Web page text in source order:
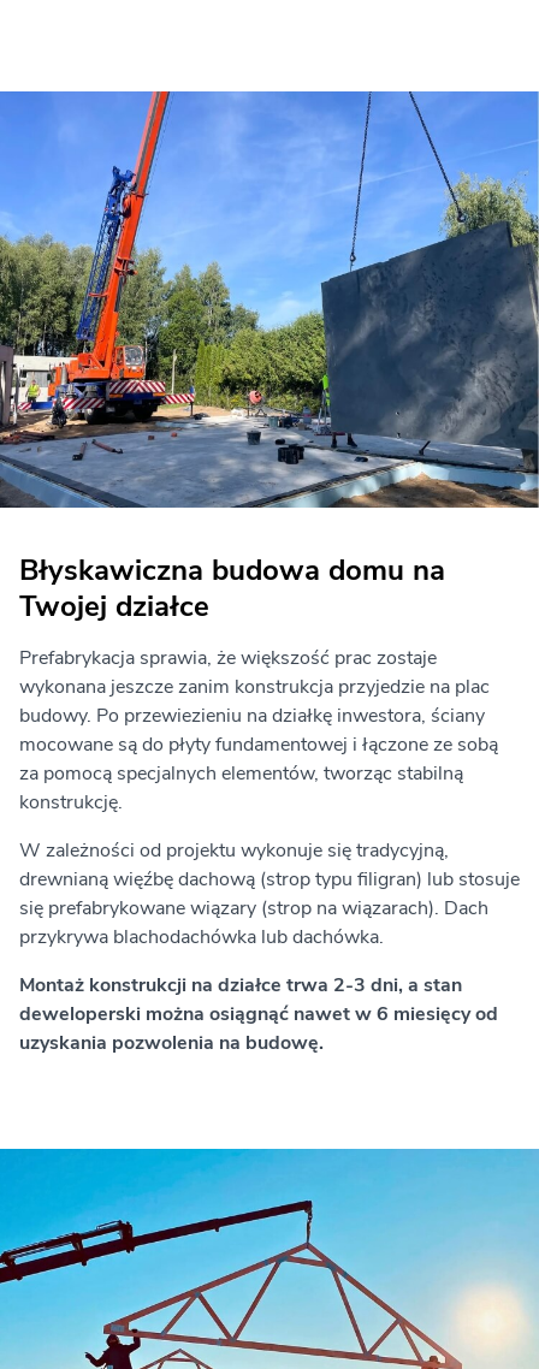
Błyskawiczna budowa domu na
Twojej działce
Prefabrykacja sprawia, że większość prac zostaje
wykonana jeszcze zanim konstrukcja przyjedzie na plac
budowy. Po przewiezieniu na działkę inwestora, ściany
mocowane są do płyty fundamentowej i łączone ze sobą
za pomocą specjalnych elementów, tworząc stabilną
konstrukcję.
W zależności od projektu wykonuje się tradycyjną,
drewnianą więźbę dachową (strop typu filigran) lub stosuje
się prefabrykowane wiązary (strop na wiązarach). Dach
przykrywa blachodachówka lub dachówka.
Montaż konstrukcji na działce trwa 2-3 dni, a stan
deweloperski można osiągnąć nawet w 6 miesięcy od
uzyskania pozwolenia na budowę.